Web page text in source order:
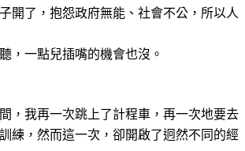
了，抱怨政府無能、社會不公，所以人
一點兒插嘴的機會也沒。
，我再一次跳上了計程車，再一次地要去
練，然而這一次，卻開啟了迥然不同的經